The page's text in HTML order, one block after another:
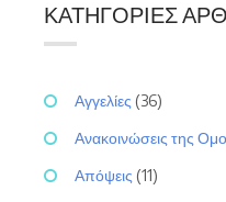
ΚΑΤΗΓΟΡΊΕΣ
Αγγελίες (36)
Ανακοινώσεις της
Απόψεις (11)